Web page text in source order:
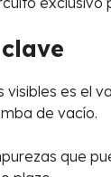
es el
de vacío.
que